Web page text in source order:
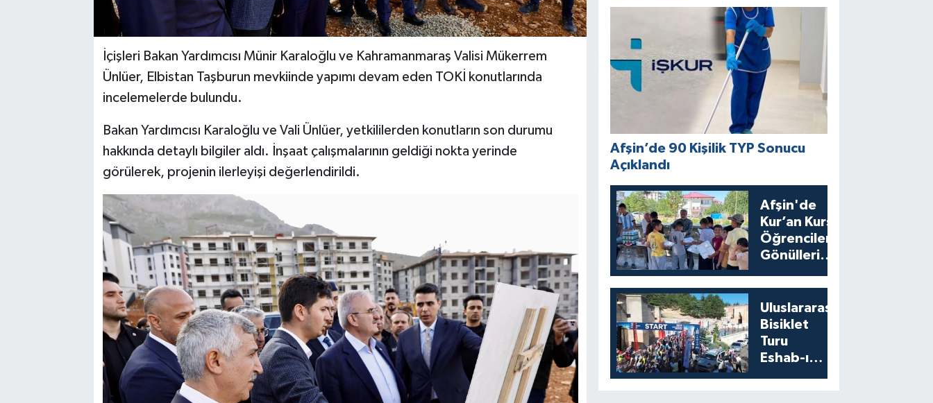
İçişleri Bakan Yardımcısı Münir Karaloğlu ve Kahramanmaraş Valisi Mükerrem
Ünlüer, Elbistan Taşburun mevkiinde yapımı devam eden TOKİ konutlarında
incelemelerde bulundu.
Bakan Yardımcısı Karaloğlu ve Vali Ünlüer, yetkililerden konutların son durumu
hakkında detaylı bilgiler aldı. İnşaat çalışmalarının geldiği nokta yerinde
görülerek, projenin ilerleyişi değerlendirildi.
Afşin’de 90 Kişilik TYP Sonucu
Açıklandı
Afşin'de
Kur’an Kursu
Öğrencilerine
Gönülleri
Uluslararası
Bisiklet
Turu
Eshab-ı